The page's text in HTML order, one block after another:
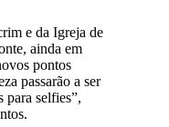
e da Igreja de
ainda em
pontos
passarão a ser
para selfies”,